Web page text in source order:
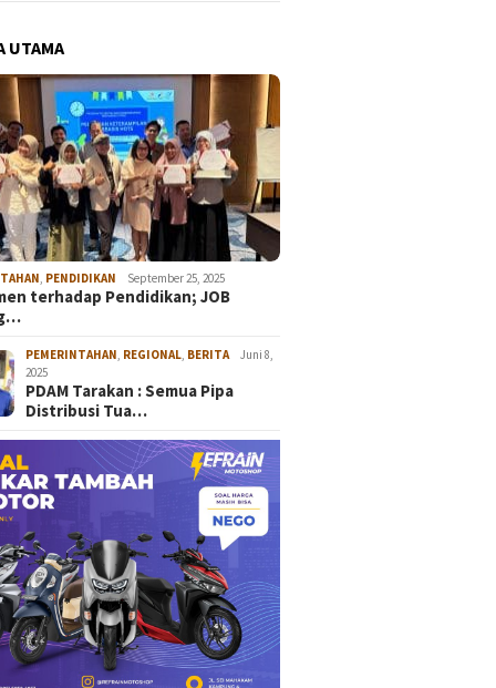
UTAMA
, PENDIDIKAN September 25, 2025
terhadap Pendidikan; JOB
PEMERINTAHAN, REGIONAL, BERITA
Juni 8,
2025
PDAM Tarakan : Semua Pipa
Distribusi Tua…